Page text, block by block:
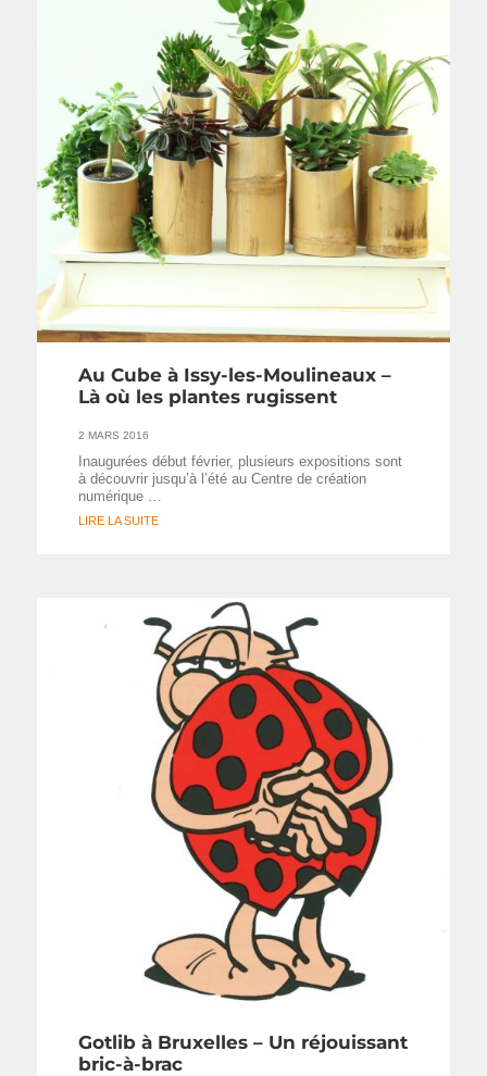
Au Cube à Issy-les-Moulineaux –
Là où les plantes rugissent
2 MARS 2016
Inaugurées début février, plusieurs expositions sont
à découvrir jusqu’à l’été au Centre de création
numérique …
LIRE LA SUITE
Gotlib à Bruxelles – Un réjouissant
bric-à-brac